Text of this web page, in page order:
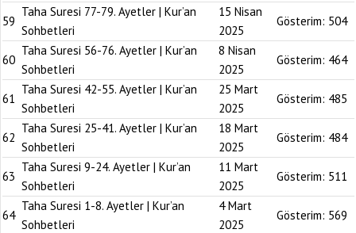
59
Taha Suresi 77-79. Ayetler | Kur’an
Sohbetleri
15 Nisan
2025
Gösterim: 504
60
Taha Suresi 56-76. Ayetler | Kur’an
Sohbetleri
8 Nisan
2025
Gösterim: 464
61
Taha Suresi 42-55. Ayetler | Kur’an
Sohbetleri
25 Mart
2025
Gösterim: 485
62
Taha Suresi 25-41. Ayetler | Kur’an
Sohbetleri
18 Mart
2025
Gösterim: 484
63
Taha Suresi 9-24. Ayetler | Kur’an
Sohbetleri
11 Mart
2025
Gösterim: 511
64
Taha Suresi 1-8. Ayetler | Kur’an
Sohbetleri
4 Mart
2025
Gösterim: 569